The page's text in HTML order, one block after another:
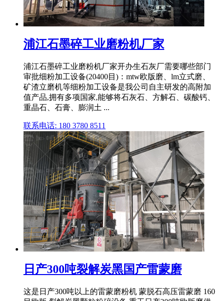
浦江石墨碎工业磨粉机厂家
浦江石墨碎工业磨粉机厂家开办生石灰厂需要哪些部门
审批细粉加工设备(20400目)：mtw欧版磨、lm立式磨、
矿渣立磨机等细粉加工设备是我公司自主研发的高附加
值产品,拥有多项国家,能够将石灰石、方解石、碳酸钙、
重晶石、石膏、膨润土 ...
联系电话: 180 3780 8511
日产300吨裂解炭黑国产雷蒙磨
这是日产300吨以上的雷蒙磨粉机 蒙脱石高压雷蒙磨 160